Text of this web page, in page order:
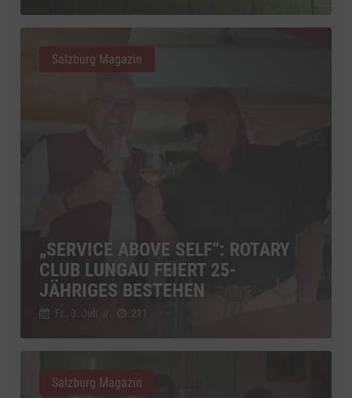
„SERVICE ABOVE SELF“: ROTARY
CLUB LUNGAU FEIERT 25-
JÄHRIGES BESTEHEN
Fr., 3. Juli // 211
Salzburg Magazin
Salzburg Magazin